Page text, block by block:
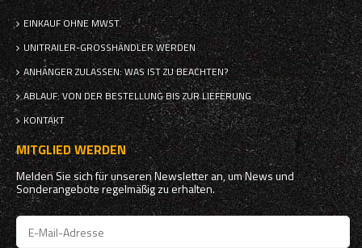
EINKAUF OHNE MWST.
UNITRAILER-GROSSHÄNDLER WERDEN
ANHÄNGER ZULASSEN: WAS IST ZU BEACHTEN?
ABLAUF: VON DER BESTELLUNG BIS ZUR LIEFERUNG
KONTAKT
MITGLIED WERDEN
Melden Sie sich für unseren Newsletter an, um News und
Sonderangebote regelmäßig zu erhalten.